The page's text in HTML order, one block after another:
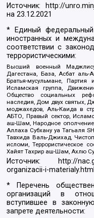
Источник: http://
на23.12.2021
* Единый
иностранных и
соответствии с
террористическими:
Высший военный
Дагестана, База, Асбат
Братья-мусульмане, Партия
Исламская группа,
Общество социальных
наследия, Дом двух святых,
моджахедов, Аль-Каида в
АБТО, Правый сектор,
аш-Шам, Народное
Аллаха Субхану уа Тагьаля
Тавхида Валь-Джихад,
исломи, Террористическое
Хайят Тахрир аш-Шам, Ахлю
Источник:
http://
organizacii-i-materialy.html
* Перечень
организаций в
вступившее в
запрете деятельности: